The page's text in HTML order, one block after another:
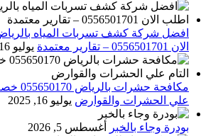
الان 0556501701‬‏ – تقارير معتمدة
يوليو 16, 2025
علي الحشرات والقوارض يوليو 16, 2025
بودرة وجاء بالخبر أغسطس 5, 2026